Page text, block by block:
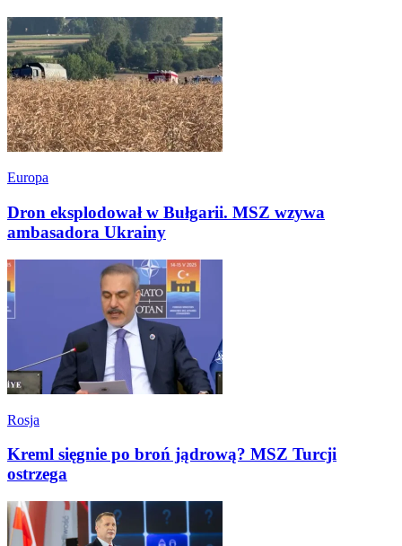
Europa
Dron eksplodował w Bułgarii. MSZ wzywa
ambasadora Ukrainy
Rosja
Kreml sięgnie po broń jądrową? MSZ Turcji
ostrzega